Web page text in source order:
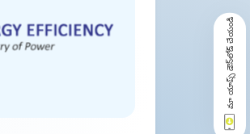
మా యాప్స్ డౌన్‌లోడ్ చేయండి